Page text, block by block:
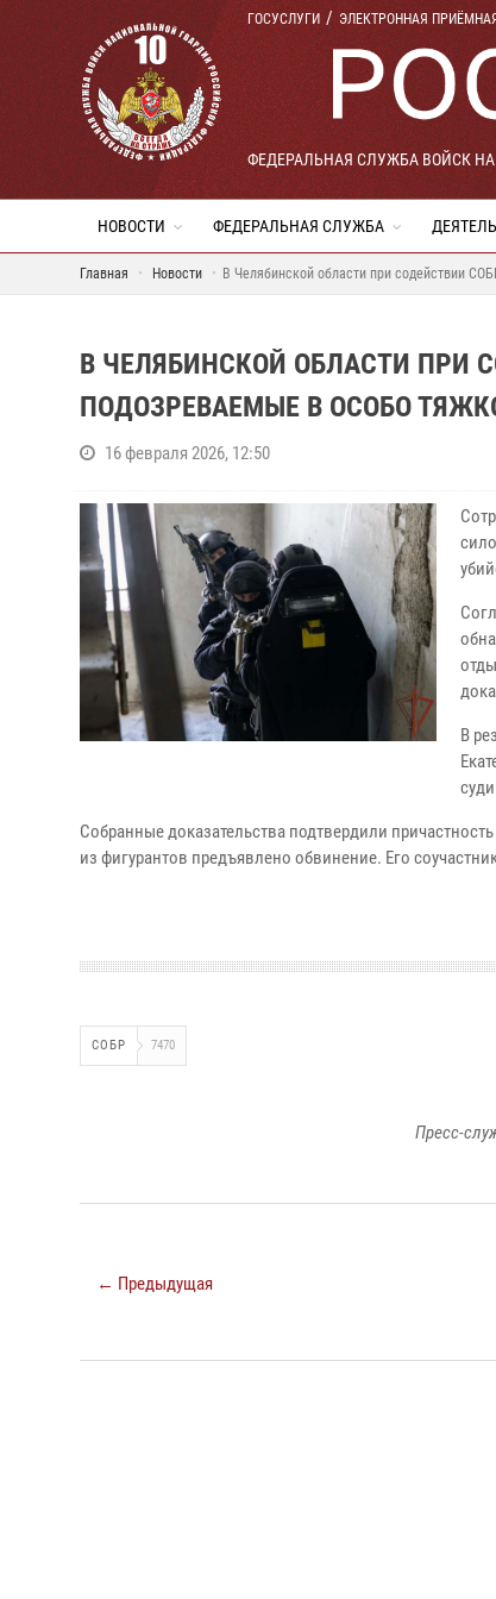
ГОСУСЛУГИ ЭЛЕКТРОННАЯ ПРИЁМНАЯ
ФЕДЕРАЛЬНАЯ СЛУЖБА ВОЙСК
НОВОСТИ ФЕДЕРАЛЬНАЯ СЛУЖБА
Главная Новости В Челябинской области при содействии
В ЧЕЛЯБИНСКОЙ ОБЛАСТИ ПРИ
ПОДОЗРЕВАЕМЫЕ В ОСОБО
16 февраля 2026, 12:50
В
Собранные доказательства подтвердили
из фигурантов предъявлено обвинение. Его
СОБР 7470
Пресс-
← Предыдущая